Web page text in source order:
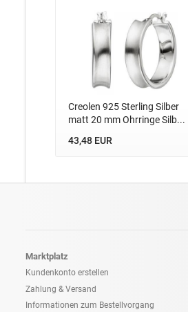
Creolen 925 Sterling Silber
matt 20 mm Ohrringe Silb...
43,48 EUR
Marktplatz
Kundenkonto erstellen
Zahlung & Versand
Informationen zum Bestellvorgang